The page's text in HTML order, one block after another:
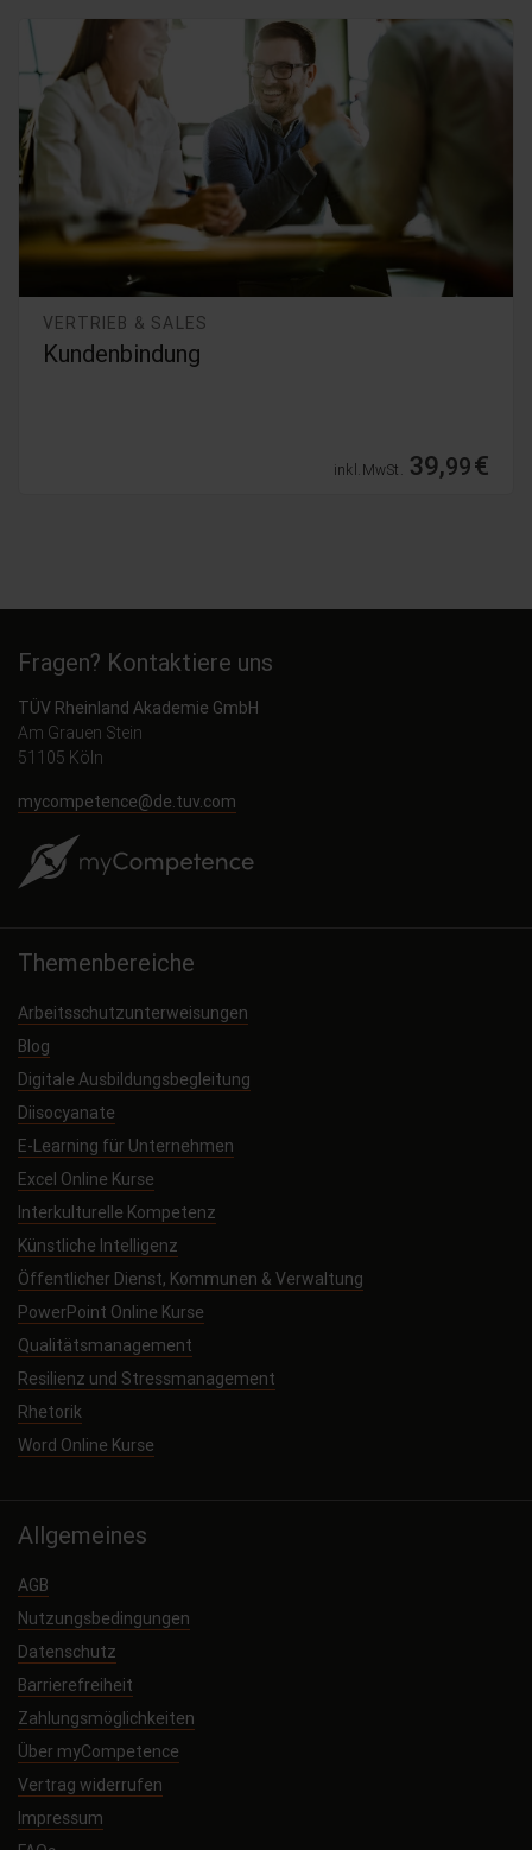
VERTRIEB & SALES
Kundenbindung
inkl. MwSt. 39,99€
Fragen? Kontaktiere uns
TÜV Rheinland Akademie GmbH
Am Grauen Stein
51105 Köln
mycompetence@de.tuv.com
Themenbereiche
Arbeitsschutzunterweisungen
Blog
Digitale Ausbildungsbegleitung
Diisocyanate
E-Learning für Unternehmen
Excel Online Kurse
Interkulturelle Kompetenz
Künstliche Intelligenz
Öffentlicher Dienst, Kommunen & Verwaltung
PowerPoint Online Kurse
Qualitätsmanagement
Resilienz und Stressmanagement
Rhetorik
Word Online Kurse
Allgemeines
AGB
Nutzungsbedingungen
Datenschutz
Barrierefreiheit
Zahlungsmöglichkeiten
Über myCompetence
Vertrag widerrufen
Impressum